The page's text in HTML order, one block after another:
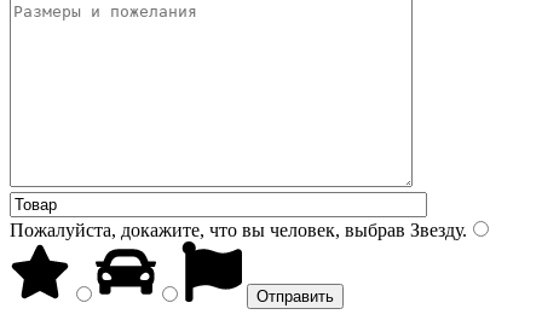
Пожалуйста, докажите, что вы человек, выбрав Звезду.